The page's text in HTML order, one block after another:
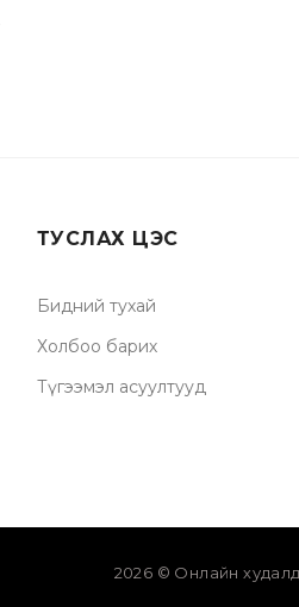
ТУСЛАХ ЦЭС
Бидний тухай
Холбоо барих
Түгээмэл асуултууд
2026 © Онлайн